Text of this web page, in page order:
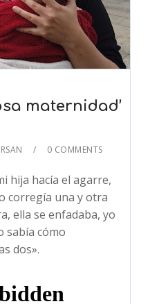
maternidad’
0 COMMENTS
hija hacía el agarre,
corregía una y otra
ella se enfadaba, yo
sabía cómo
dos».